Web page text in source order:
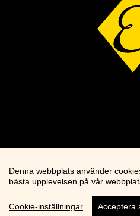
Denna webbplats använder
bästa upplevelsen på vår
Cookie-inställningar Acceptera